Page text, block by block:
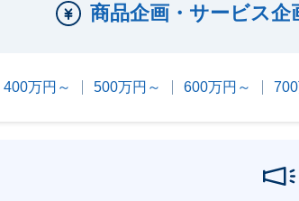
商品企画・サービス
400万円～ 500万円～ 600万円～